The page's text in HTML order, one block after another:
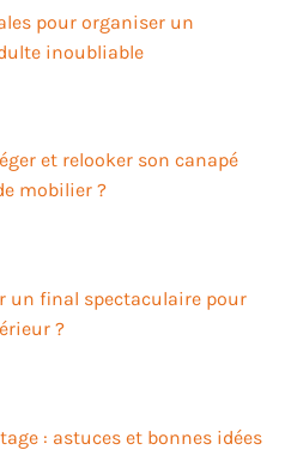
pour organiser un
inoubliable
et relooker son canapé
mobilier ?
un final spectaculaire pour
?
: astuces et bonnes idées